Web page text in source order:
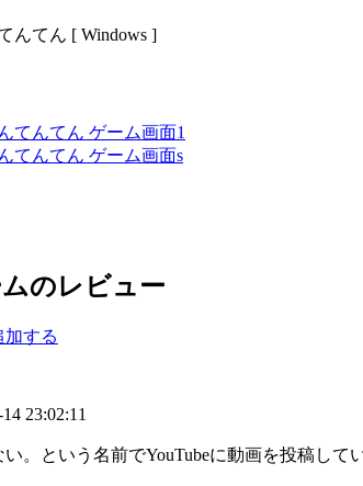
んてん [ Windows ]
のレビュー
加する
23:02:11
。という名前でYouTubeに動画を投稿して